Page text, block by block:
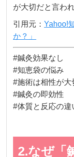
が大切だと言わ
引用元：Yahoo!
か？」
#鍼灸効果なし
#知恵袋の悩み
#施術は相性が大
#鍼灸の即効性
#体質と反応の違
2.なぜ「